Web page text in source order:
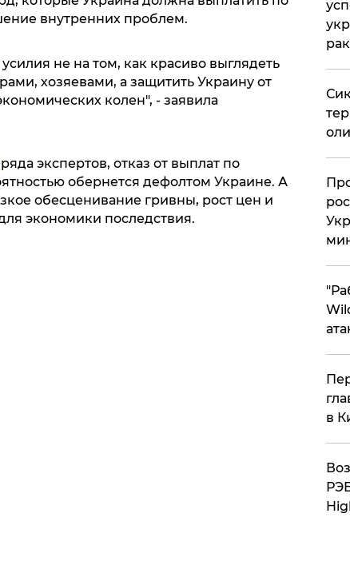
внутренних проблем.
не на том, как красиво выглядеть
хозяевами, а защитить Украину от
колен", - заявила
экспертов, отказ от выплат по
обернется дефолтом Украине. А
обесценивание гривны, рост цен и
экономики последствия.
в